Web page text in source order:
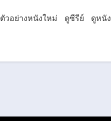
ตัวอย่างหนังใหม่ ดูซีรีย์ ดูหนัง